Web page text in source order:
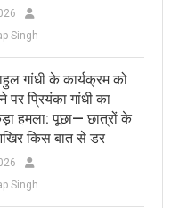
Singh
गांधी के कार्यक्रम को
पर प्रियंका गांधी का
हमला: पूछा— छात्रों के
किस बात से डर
Singh